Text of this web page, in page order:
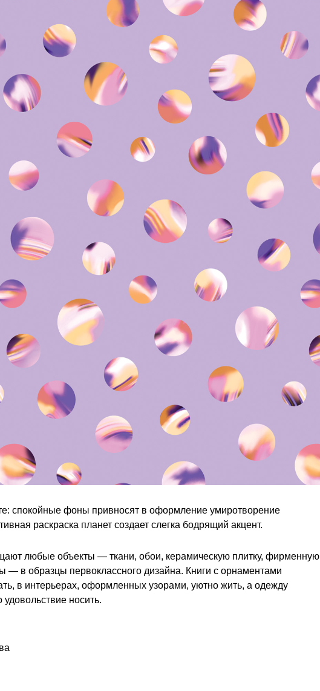
спокойные фоны привносят в оформление умиротворение
раскраска планет создает слегка бодрящий акцент.
любые объекты — ткани, обои, керамическую плитку, фирменную
— в образцы первоклассного дизайна. Книги с орнаментами
в интерьерах, оформленных узорами, уютно жить, а одежду
носить.